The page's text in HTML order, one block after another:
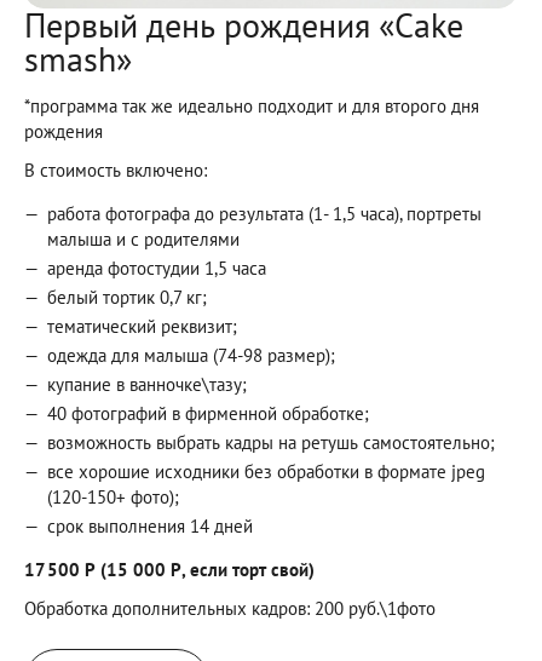
Первый день рождения «Cake
smash»
*программа так же идеально подходит и для второго дня
рождения
В стоимость включено:
работа фотографа до результата (1- 1,5 часа), портреты
малыша и с родителями
аренда фотостудии 1,5 часа
белый тортик 0,7 кг;
тематический реквизит;
одежда для малыша (74-98 размер);
купание в ванночке\тазу;
40 фотографий в фирменной обработке;
возможность выбрать кадры на ретушь самостоятельно;
все хорошие исходники без обработки в формате jpeg
(120-150+ фото);
срок выполнения 14 дней
17 500 Р (15 000 Р, если торт свой)
Обработка дополнительных кадров: 200 руб.\1фото